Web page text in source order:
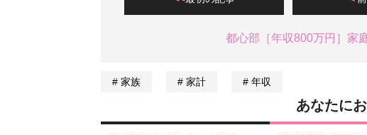
都心部［年収800万円］家
家族 家計 年収
あなたに